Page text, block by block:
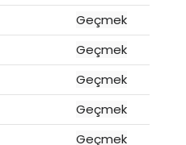
Geçmek
Geçmek
Geçmek
Geçmek
Geçmek